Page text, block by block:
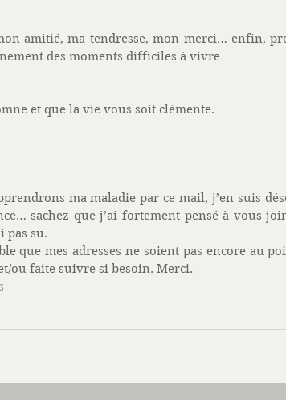
amitié, ma tendresse, mon merci… enfin,
des moments difficiles à vivre
et que la vie vous soit clémente.
ma maladie par ce mail, j’en suis
sachez que j’ai fortement pensé à vous
pas su.
que mes adresses ne soient pas encore au
ou faite suivre si besoin. Merci.